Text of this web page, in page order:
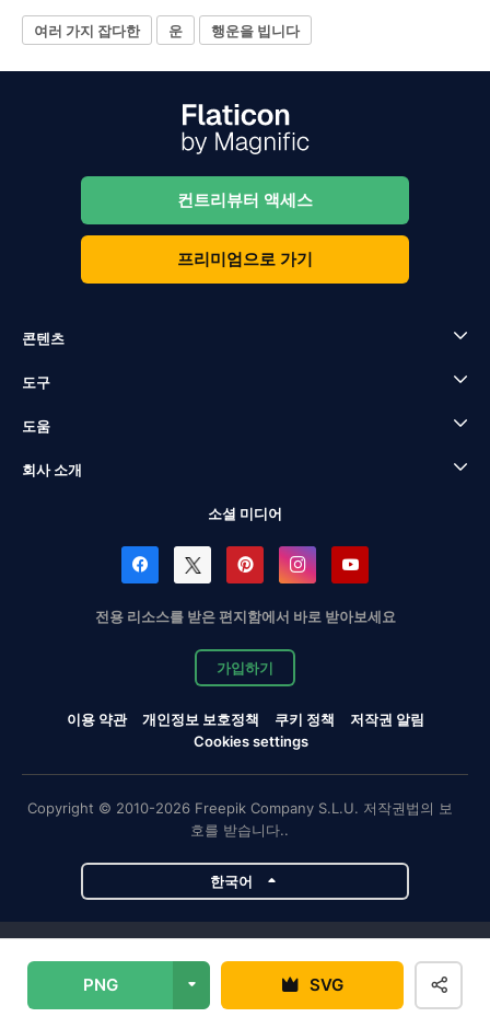
PNG SVG
여러 가지 잡다한 운 행운을 빕니다
컨트리뷰터 액세스
프리미엄으로 가기
콘텐츠
도구
도움
회사 소개
소셜 미디어
전용 리소스를 받은 편지함에서 바로 받아보세요
가입하기
이용 약관 개인정보 보호정책 쿠키 정책
저작권 알림
Cookies settings
Copyright © 2010-2026 Freepik Company S.L.U. 저작권법의 보
호를 받습니다..
한국어